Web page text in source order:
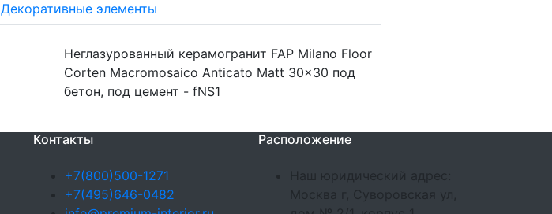
Декоративные элементы
Неглазурованный керамогранит FAP Milano Floor
Corten Macromosaico Anticato Matt 30x30 под
бетон, под цемент - fNS1
Контакты
+7(800)500-1271
+7(495)646-0482
Расположение
Наш юридический адрес:
Москва г, Суворовская ул,